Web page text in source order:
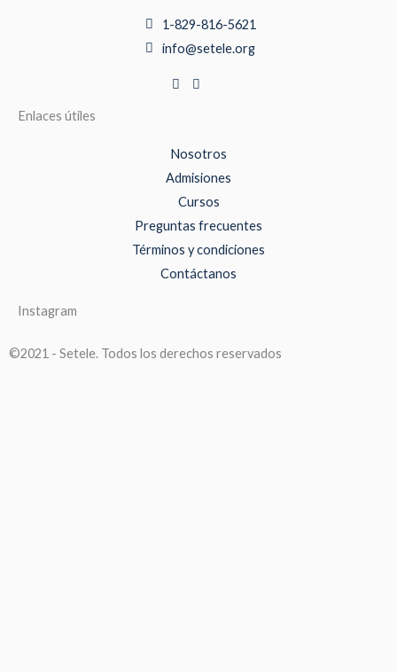
1-829-816-5621
info@setele.org
Enlaces útiles
Nosotros
Admisiones
Cursos
Preguntas frecuentes
Términos y condiciones
Contáctanos
Instagram
©2021 - Setele. Todos los derechos reservados